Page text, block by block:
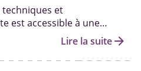
techniques et
est accessible à une
Voici les différentes
aides financières et les
Lire la suitearrow_forward